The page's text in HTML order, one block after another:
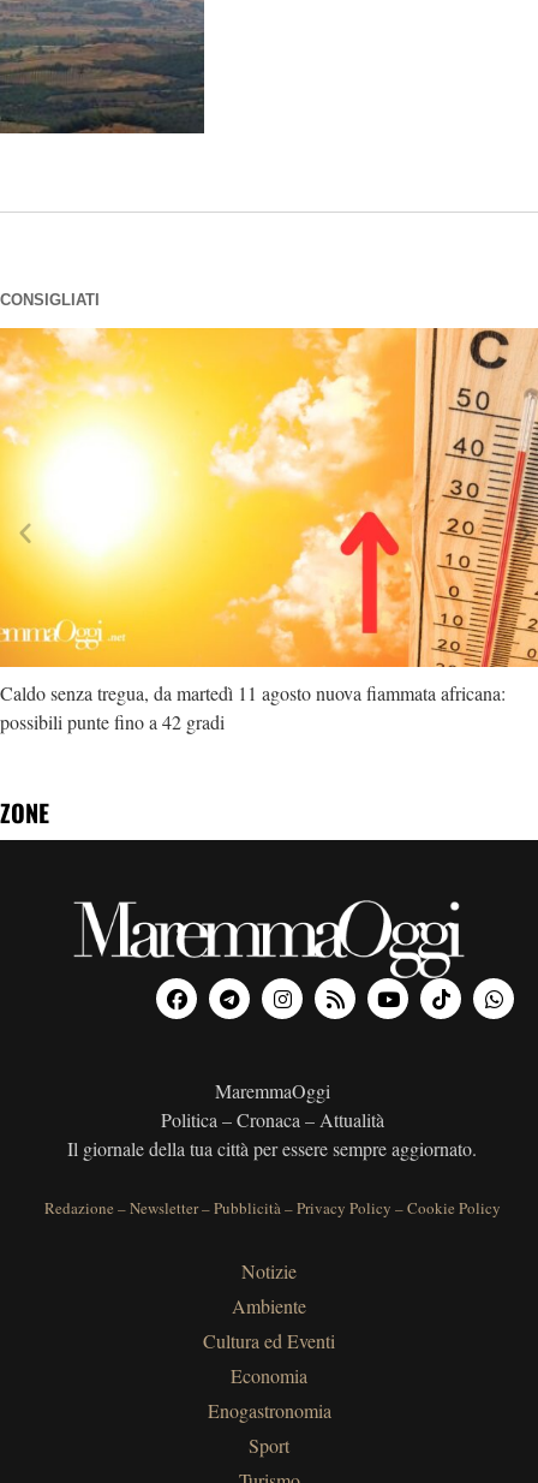
CONSIGLIATI
Caldo senza tregua, da martedì 11 agosto nuova fiammata africana:
possibili punte fino a 42 gradi
ZONE
MaremmaOggi
Politica – Cronaca – Attualità
Il giornale della tua città per essere sempre aggiornato.
Redazione –Newsletter–Pubblicità–Privacy Policy –Cookie Policy
Notizie
Ambiente
Cultura ed Eventi
Economia
Enogastronomia
Sport